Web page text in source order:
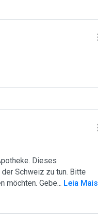
Dieses
Schweiz zu tun. Bitte
möchten. Gebe... Leia Mais